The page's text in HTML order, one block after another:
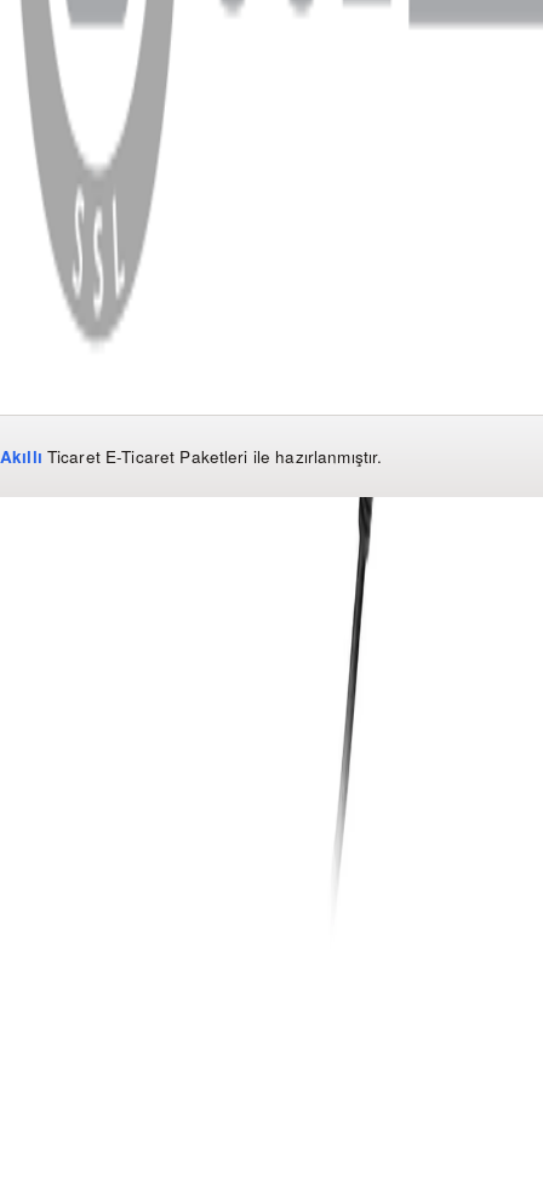
WhatsApp Facebook
Copyright
2026 Dükkan Hifi
Akıllı Ticaret E-Ticaret Paketleri ile hazırlanmıştır.